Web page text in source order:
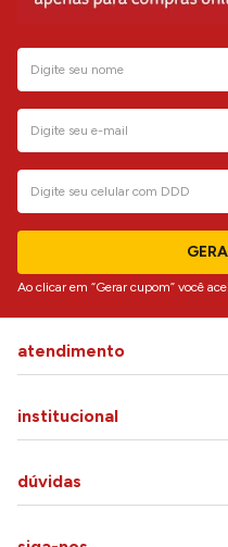
Ao clicar em “Gerar cupom” você
atendimento
institucional
dúvidas